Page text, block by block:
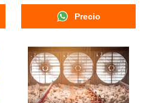
avícolas con stock para venta
3. Personalizado para granjas
avícolas de Tanzania
4. Calidad y diseño basados
en estándares europeos
5. Recepción en línea 24
horas Whatsapp NO. :
+8618830120193
Precio